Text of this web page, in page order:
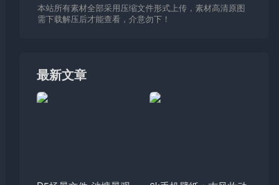
本站所有素材全部采用压缩文件形式上传，素材高清原图
需下载解压后才能查看，介意勿下！
最新文章